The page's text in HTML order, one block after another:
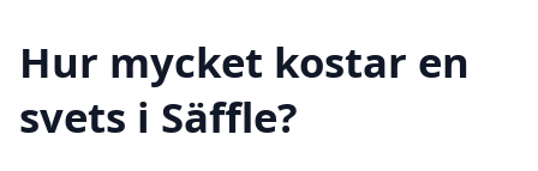
Hur mycket kostar en
svets i Säffle?